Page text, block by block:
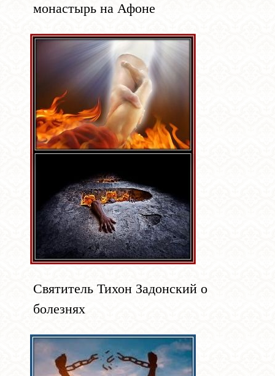
монастырь на Афоне
Святитель Тихон Задонский о
болезнях